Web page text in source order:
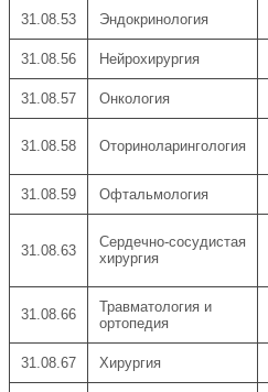
31.08.53 Эндокринология
31.08.56 Нейрохирургия
31.08.57 Онкология
31.08.58 Оториноларингология
31.08.59 Офтальмология
31.08.63
Сердечно-сосудистая
хирургия
31.08.66
Травматология и
ортопедия
31.08.67 Хирургия